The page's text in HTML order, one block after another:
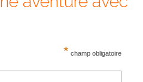
* champ obligatoire